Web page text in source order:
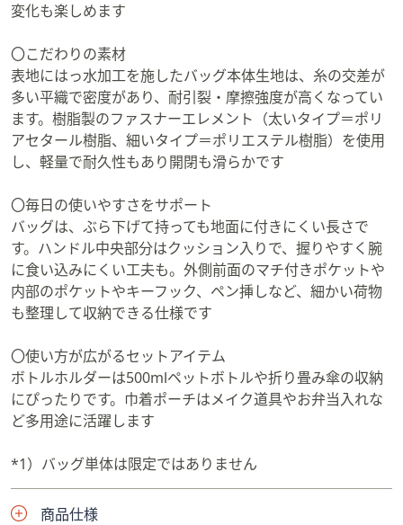
変化も楽しめます
〇こだわりの素材
表地にはっ水加工を施したバッグ本体生地は、糸の交差が
多い平織で密度があり、耐引裂・摩擦強度が高くなってい
ます。樹脂製のファスナーエレメント（太いタイプ＝ポリ
アセタール樹脂、細いタイプ＝ポリエステル樹脂）を使用
し、軽量で耐久性もあり開閉も滑らかです
〇毎日の使いやすさをサポート
バッグは、ぶら下げて持っても地面に付きにくい長さで
す。ハンドル中央部分はクッション入りで、握りやすく腕
に食い込みにくい工夫も。外側前面のマチ付きポケットや
内部のポケットやキーフック、ペン挿しなど、細かい荷物
も整理して収納できる仕様です
〇使い方が広がるセットアイテム
ボトルホルダーは500mlペットボトルや折り畳み傘の収納
にぴったりです。巾着ポーチはメイク道具やお弁当入れな
ど多用途に活躍します
*1）バッグ単体は限定ではありません
商品仕様